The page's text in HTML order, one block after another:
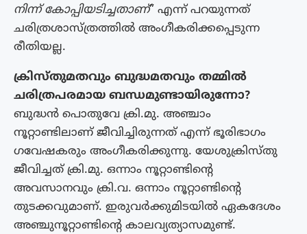
നിന്ന് കോപ്പിയടിച്ചതാണ്” എന്ന് പറയുന്നത്
ചരിത്രശാസ്ത്രത്തിൽ അംഗീകരിക്കപ്പെടുന്ന
രീതിയല്ല.
ക്രിസ്തുമതവും ബുദ്ധമതവും തമ്മിൽ
ചരിത്രപരമായ ബന്ധമുണ്ടായിരുന്നോ?
ബുദ്ധൻ പൊതുവേ ക്രി.മു. അഞ്ചാം
നൂറ്റാണ്ടിലാണ് ജീവിച്ചിരുന്നത് എന്ന് ഭൂരിഭാഗം
ഗവേഷകരും അംഗീകരിക്കുന്നു. യേശുക്രിസ്തു
ജീവിച്ചത് ക്രി.മു. ഒന്നാം നൂറ്റാണ്ടിന്റെ
അവസാനവും ക്രി.വ. ഒന്നാം നൂറ്റാണ്ടിന്റെ
തുടക്കവുമാണ്. ഇരുവർക്കുമിടയിൽ ഏകദേശം
അഞ്ചുനൂറ്റാണ്ടിന്റെ കാലവ്യത്യാസമുണ്ട്.